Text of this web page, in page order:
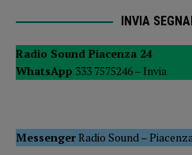
INVIA
Radio Sound Piacenza 24
WhatsApp 333 7575246 – Invia
MessengerRadio Sound–